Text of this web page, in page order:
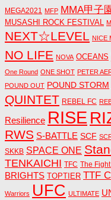
MEGA2021 MFP MMA甲子
MUSASHI ROCK FESTIVAL
NEXT☆LEVEL NICE
NO LIFE NOVA OCEANS
One Round ONE SHOT PETER
POUND OUT POUND STORM
QUINTET REBEL FC
Resilience RISE
RWS S-BATTLE SCF
SKKB SPACE ONE
TENKAICHI TFC The
BRIGHTS TOPTIER TTF
Warriors UFC ULTIMATE